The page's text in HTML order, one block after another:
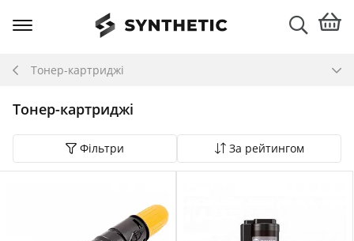
Тонер-картриджі
Тонер-картриджі
Фільтри За рейтингом